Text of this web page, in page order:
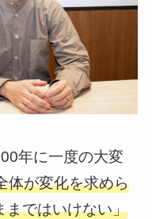
年に一度の大変
体が変化を求めら
まではいけない」